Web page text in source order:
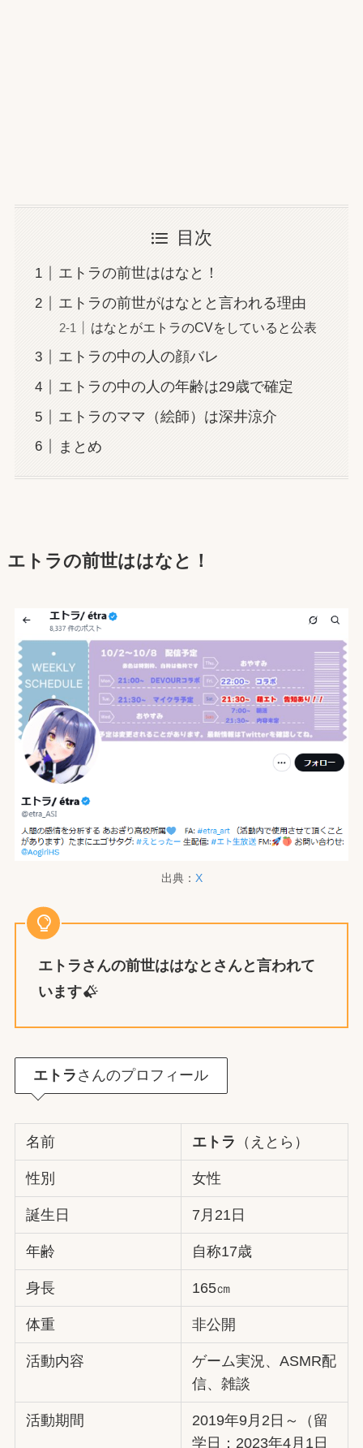
目次
エトラの前世ははなと！
エトラの前世がはなとと言われる理由
はなとがエトラのCVをしていると公表
エトラの中の人の顔バレ
エトラの中の人の年齢は29歳で確定
エトラのママ（絵師）は深井涼介
まとめ
エトラの前世ははなと ！
出典： X
エトラ さんの前世ははなと さんと言われて
います
エトラ さんのプロフィール
名前 エトラ （えとら）
性別 女性
誕生日 7月21日
年齢 自称17歳
身長 165㎝
体重 非公開
活動内容
ゲーム実況、ASMR配
信、雑談
活動期間
2019年9月2日～（留
学日：2023年4月1日